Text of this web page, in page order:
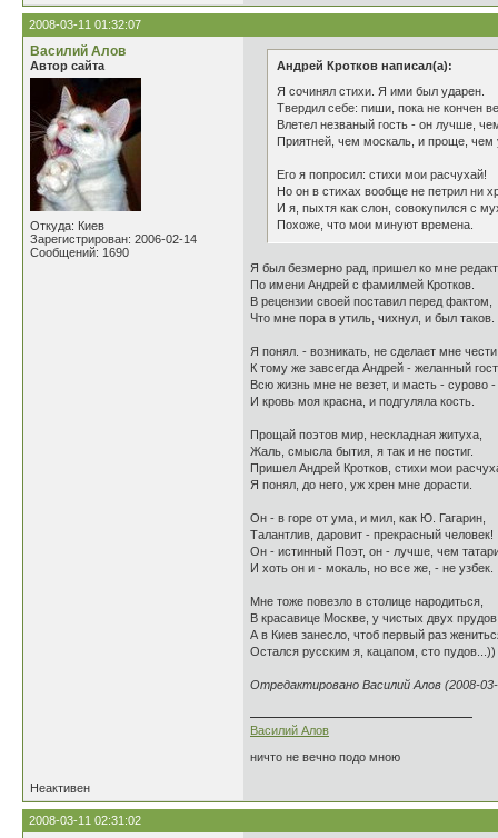
2008-03-11 01:32:07
Василий Алов
Автор сайта
Откуда: Киев
Зарегистрирован: 2006-02-14
Сообщений: 1690
Андрей Кротков написал(а):
Я сочинял стихи. Я ими был ударен.
Твердил себе: пиши, пока не кончен
Влетел незваный гость - он лучше,
Приятней, чем москаль, и проще, чем
Его я попросил: стихи мои расчухай!
Но он в стихах вообще не петрил ни
И я, пыхтя как слон, совокупился с
Похоже, что мои минуют времена.
Я был безмерно рад, пришел ко мне
По имени Андрей с фамилмей Кротков.
В рецензии своей поставил перед фактом,
Что мне пора в утиль, чихнул, и был таков.
Я понял. - возникать, не сделает мне чести,
К тому же завсегда Андрей - желанный
Всю жизнь мне не везет, и масть - сурово -
И кровь моя красна, и подгуляла кость.
Прощай поэтов мир, нескладная житуха,
Жаль, смысла бытия, я так и не постиг.
Пришел Андрей Кротков, стихи мои
Я понял, до него, уж хрен мне дорасти.
Он - в горе от ума, и мил, как Ю. Гагарин,
Талантлив, даровит - прекрасный человек!
Он - истинный Поэт, он - лучше, чем
И хоть он и - мокаль, но все же, - не узбек.
Мне тоже повезло в столице народиться,
В красавице Москве, у чистых двух прудов.
А в Киев занесло, чтоб первый раз
Остался русским я, кацапом, сто пудов...))
Отредактировано Василий Алов (2008-03-
Василий Алов
ничто не вечно подо мною
Неактивен
2008-03-11 02:31:02